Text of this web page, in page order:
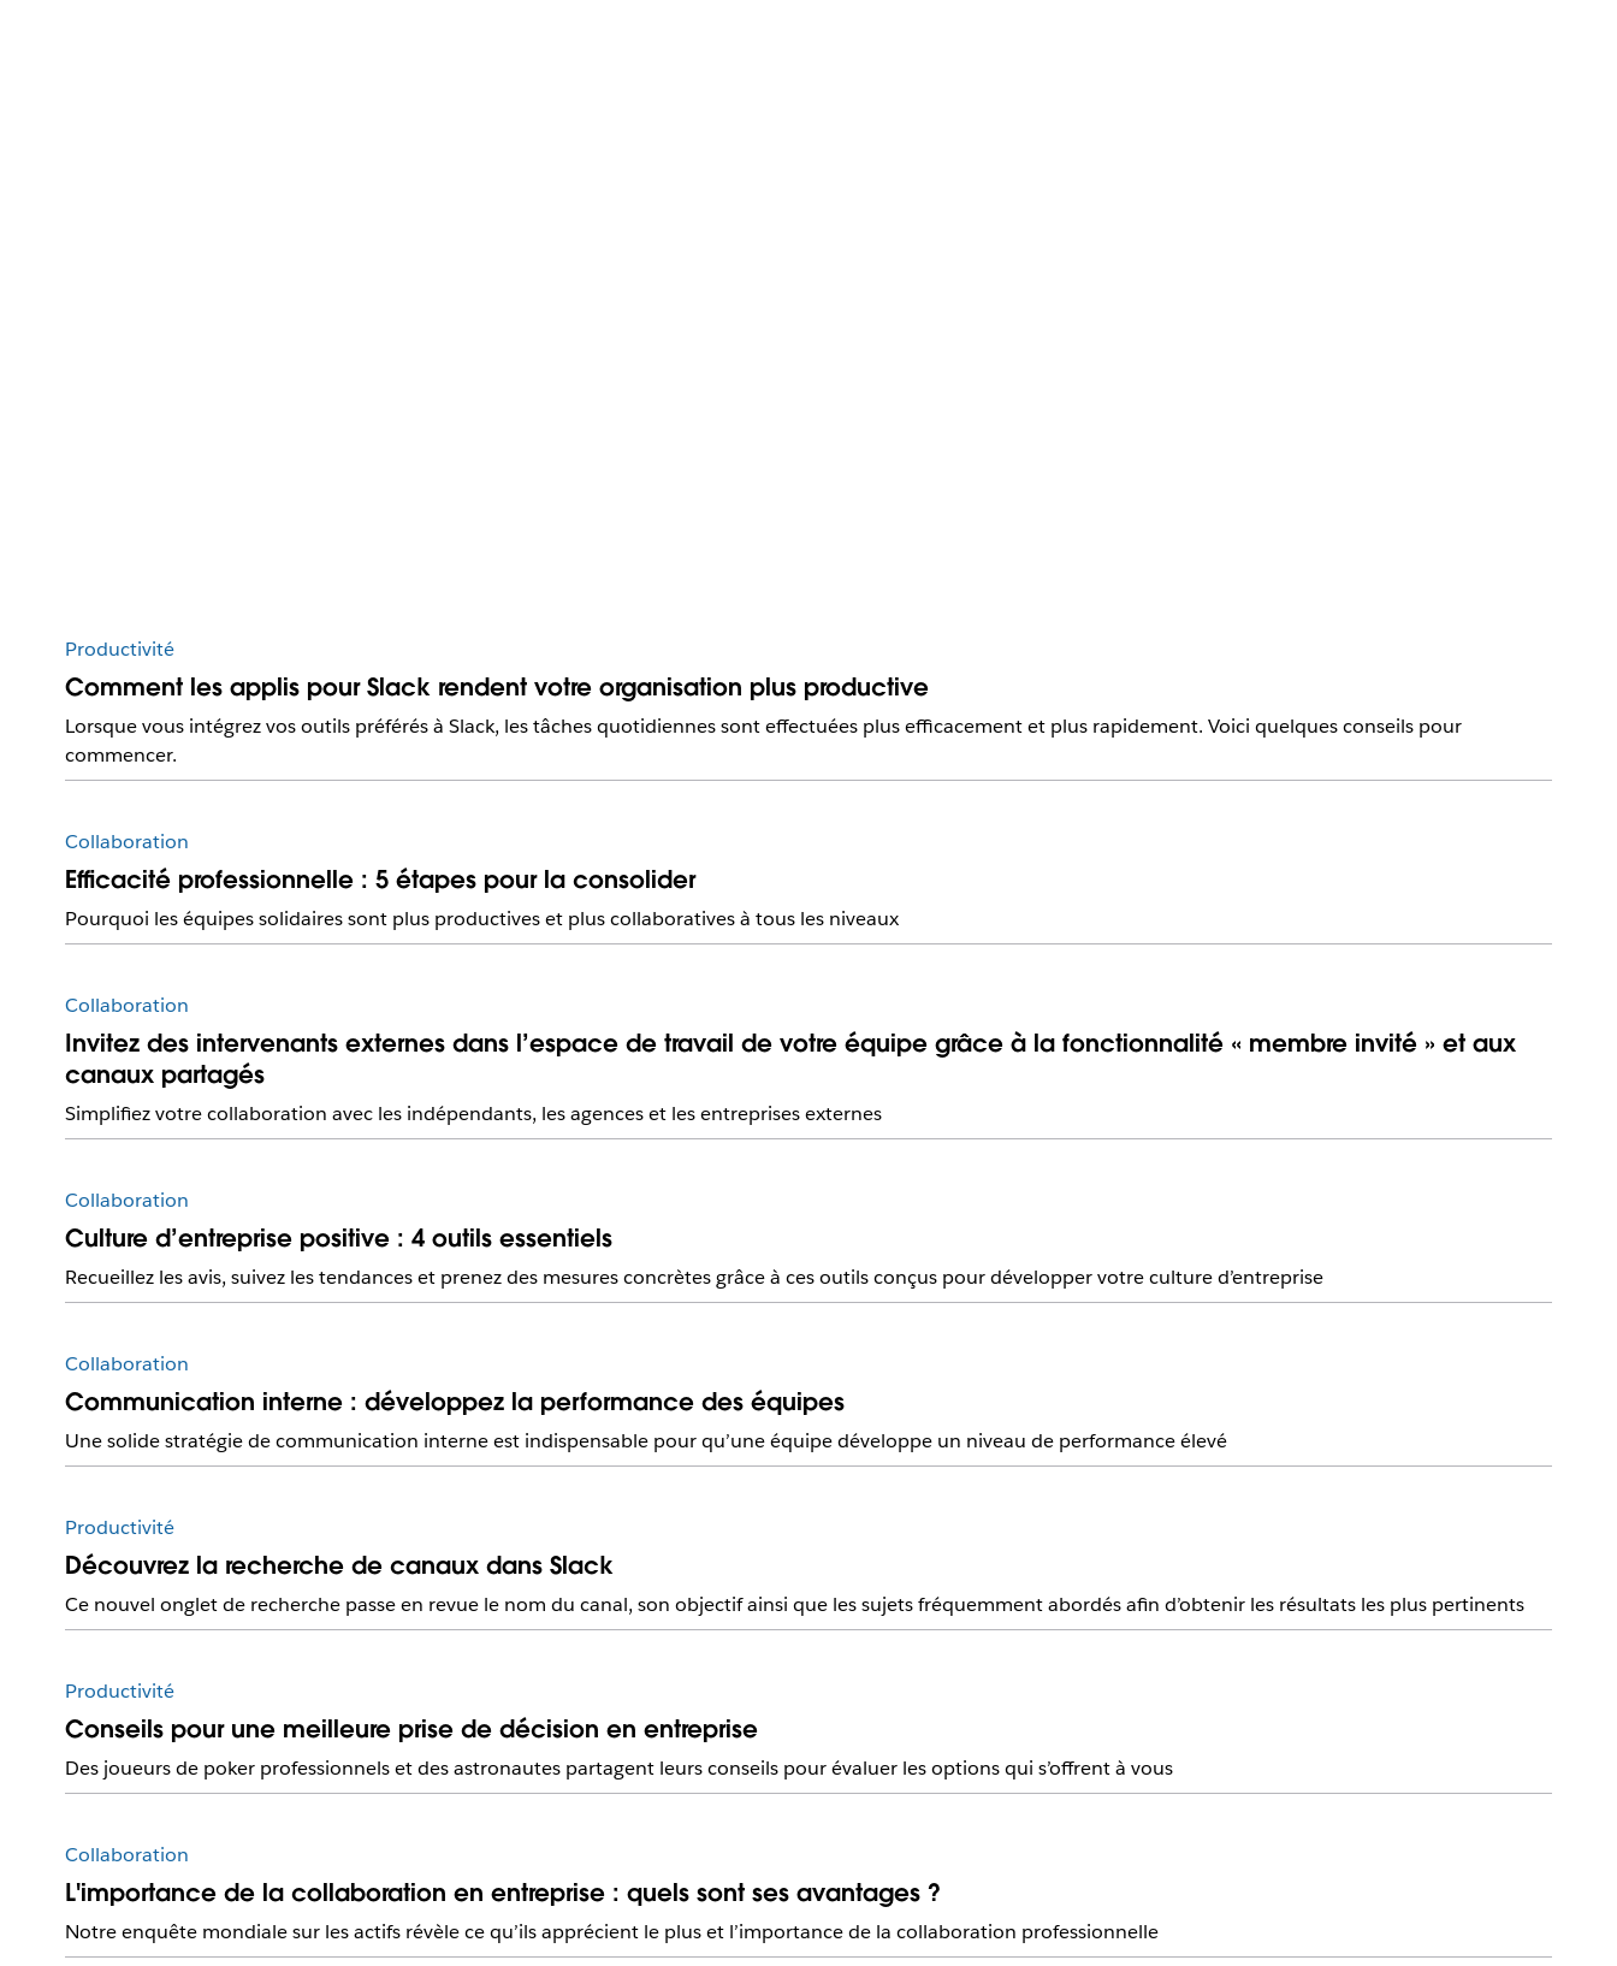
Productivité
Comment les applis pour Slack rendent votre organisation plus productive
Lorsque vous intégrez vos outils préférés à Slack, les tâches quotidiennes sont effectuées plus efficacement et plus rapidement. Voici quelques conseils pour
commencer.
Collaboration
Efficacité professionnelle : 5 étapes pour la consolider
Pourquoi les équipes solidaires sont plus productives et plus collaboratives à tous les niveaux
Collaboration
Invitez des intervenants externes dans l’espace de travail de votre équipe grâce à la fonctionnalité « membre invité » et aux
canaux partagés
Simplifiez votre collaboration avec les indépendants, les agences et les entreprises externes
Collaboration
Culture d’entreprise positive : 4 outils essentiels
Recueillez les avis, suivez les tendances et prenez des mesures concrètes grâce à ces outils conçus pour développer votre culture d’entreprise
Collaboration
Communication interne : développez la performance des équipes
Une solide stratégie de communication interne est indispensable pour qu’une équipe développe un niveau de performance élevé
Productivité
Découvrez la recherche de canaux dans Slack
Ce nouvel onglet de recherche passe en revue le nom du canal, son objectif ainsi que les sujets fréquemment abordés afin d’obtenir les résultats les plus pertinents
Productivité
Conseils pour une meilleure prise de décision en entreprise
Des joueurs de poker professionnels et des astronautes partagent leurs conseils pour évaluer les options qui s’offrent à vous
Collaboration
L'importance de la collaboration en entreprise : quels sont ses avantages ?
Notre enquête mondiale sur les actifs révèle ce qu’ils apprécient le plus et l’importance de la collaboration professionnelle